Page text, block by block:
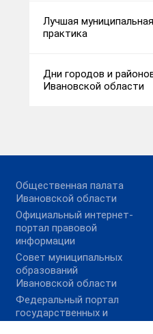
Лучшая муниципальная
практика
Дни городов и
Ивановской области
Общественная палата
Ивановской области
Официальный интернет-
портал правовой
информации
Совет муниципальных
образований
Ивановской области
Федеральный портал
государственных и